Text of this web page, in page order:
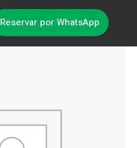
Reservar por WhatsApp